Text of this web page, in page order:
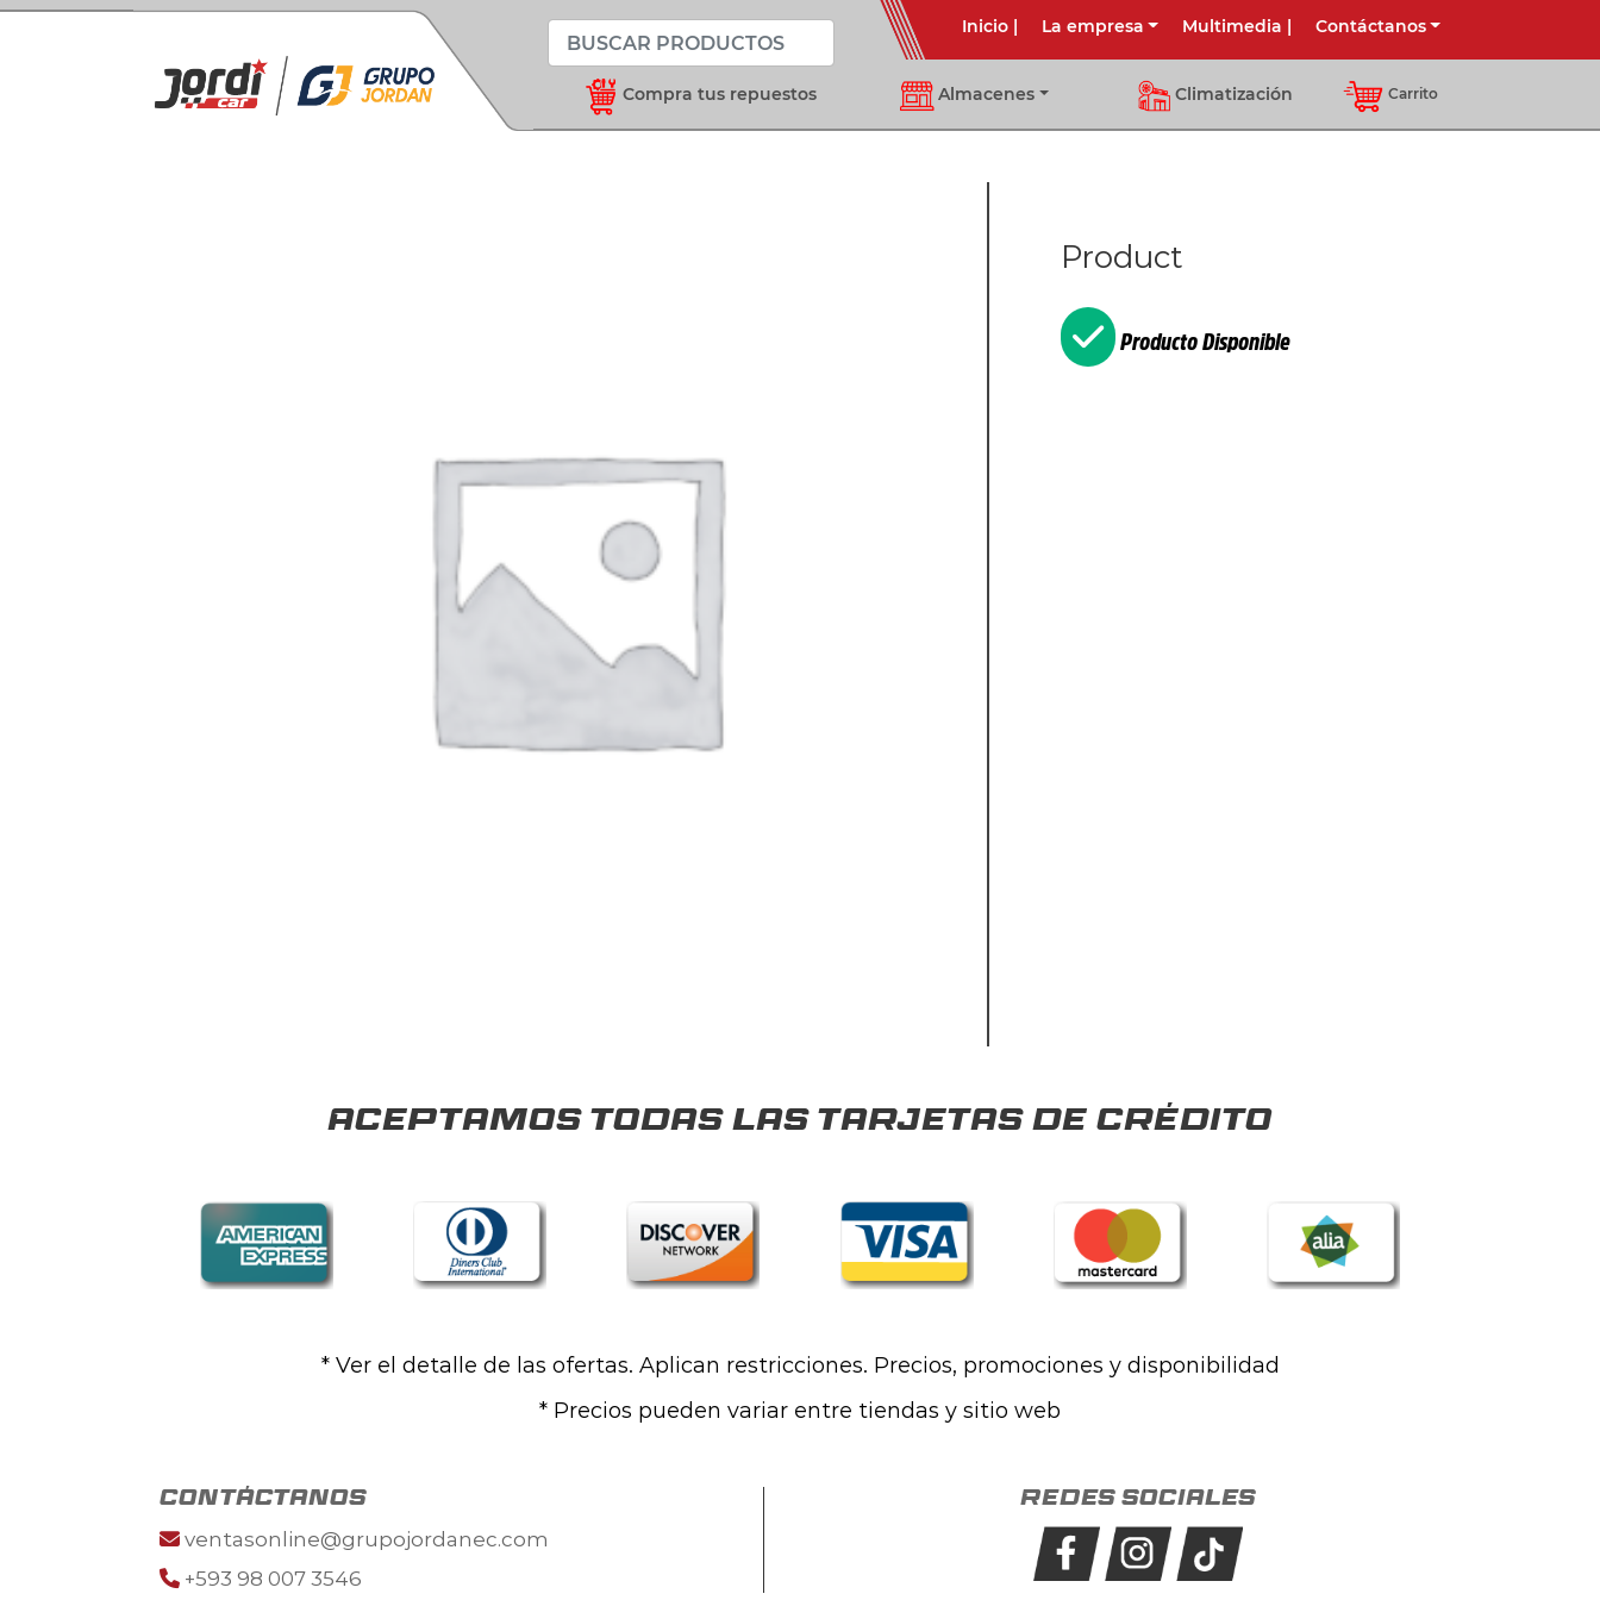
Inicio| La empresa Multimedia | Contáctanos
Compra tus repuestos Almacenes Climatización Carrito
Product
Producto Disponible
Aceptamos todas las tarjetas de crédito
* Ver el detalle de las ofertas. Aplican restricciones. Precios, promociones y disponibilidad
* Precios pueden variar entre tiendas y sitio web
contáctanos
ventasonline@grupojordanec.com
+593 98 007 3546
Redes sociales